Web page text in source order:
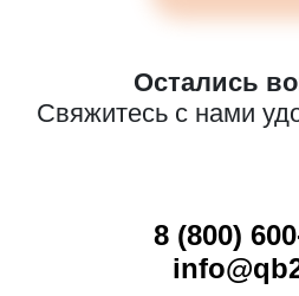
Остались
Свяжитесь с нами
8 (800)
Нажимая кнопку отправить я